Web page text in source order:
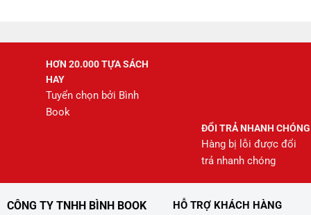
HƠN 20.000 TỰA SÁCH
HAY
Tuyển chọn bởi Bình
Book
ĐỔI TRẢ NHANH CHÓNG
Hàng bị lỗi được đổi
trả nhanh chóng
CÔNG TY TNHH BÌNH BOOK
HỖ TRỢ KHÁCH HÀNG